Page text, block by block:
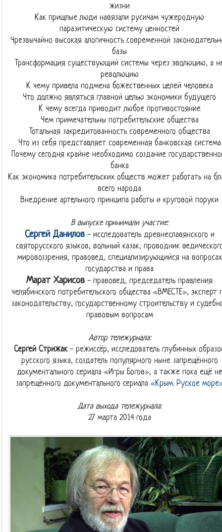
жизни
Как пришлые люди навязали русичам чужеродную
паразитическую систему ценностей
Чрезвычайно высокая алогичность современной
базы
Трансформация существующий системы через эволюцию, а
революцию
К чему привела подмена божественных целей человека
Что должно являться главной целью экономики будущего
К чему всегда приводит любое противостояние
Чем примечательны потребительские общества
Тотальная закредитованность современного общества
Что из себя представляет современная банковская система
Почему сегодня крайне необходимо создание
банка
Как экономика потребительских обществ может работать на
всего народа
Внедрение артельного принципа работы и круговой поруки
В выпуске принимали участие:
Сергей Данилов- исследователь древнеславянского и
святорусского языков, вольный казак, проводник
мировоззрения, правовед, специализирующийся на вопросах
государства и права
Марат Харисов - правовед, председатель правления
челябинского потребительского общества «ВМЕСТЕ», эксперт
законодательству, государственному строительству и
правовым вопросам
Автор тележурнала:
Сергей Стрижак- режиссёр, исследователь глубинных
русского языка, создатель популярного ныне запрещённого
документального сериала «Игры Богов», а также пока ещё не
запрещённого документального сериала «Крым. Руское
Дата выхода тележурнала:
27 марта 2014 года